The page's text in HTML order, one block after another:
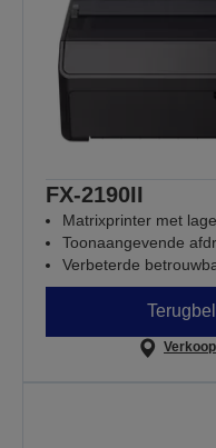
FX-2190II
Matrixprinter met
Toonaangevende
Verbeterde